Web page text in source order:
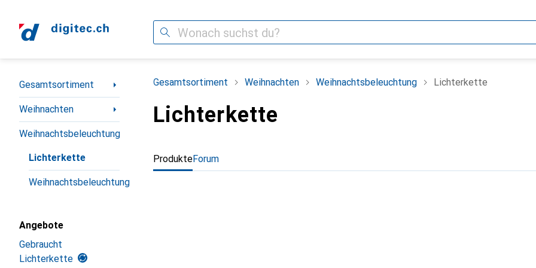
Suche
Navigation nach Kategorien
Gesamtsortiment
Weihnachten
Weihnachtsbeleuchtung
Lichterkette
Weihnachtsbeleuchtung
Angebote
Gebraucht
Lichterkette
Gesamtsortiment Weihnachten Weihnachtsbeleuchtung Lichterkette
Lichterkette
ProdukteForum